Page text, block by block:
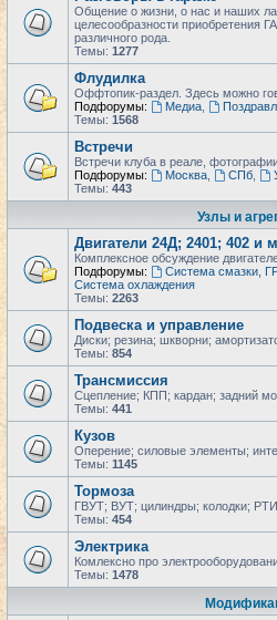
Общение о жизни, о нас и наших
целесообразности приобретения
различного рода.
Темы: 1277
Флудилка
Оффтопик-раздел. Здесь можно
Подфорумы:
Медиа,
Темы: 1568
Встречи
Встречи клуба в реале,
Подфорумы:
Москва, СПб,
Темы: 443
Узлы и
Двигатели 24Д; 2401; 402 и
Комплексное обсуждение
Подфорумы:
Система смазки,
Система охлаждения
Темы: 2263
Подвеска и управление
Диски; резина; шкворни;
Темы: 854
Трансмиссия
Сцепление; КПП; кардан; задний
Темы: 441
Кузов
Оперение; силовые элементы;
Темы: 1145
Тормоза
ГВУТ; ВУТ; цилиндры; колодки;
Темы: 454
Электрика
Комлексно про
Темы: 1478